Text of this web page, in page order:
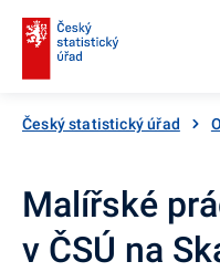
Český statistický úřad
Malířské
v ČSÚ na